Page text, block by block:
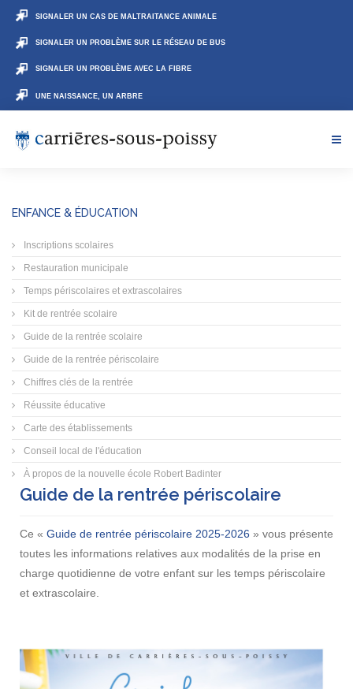
SIGNALER UN CAS DE MALTRAITANCE ANIMALE
SIGNALER UN PROBLÈME SUR LE RÉSEAU DE BUS
SIGNALER UN PROBLÈME AVEC LA FIBRE
UNE NAISSANCE, UN ARBRE
ENFANCE & ÉDUCATION
Inscriptions scolaires
Restauration municipale
Temps périscolaires et extrascolaires
Kit de rentrée scolaire
Guide de la rentrée scolaire
Guide de la rentrée périscolaire
Chiffres clés de la rentrée
Réussite éducative
Carte des établissements
Conseil local de l'éducation
À propos de la nouvelle école Robert Badinter
Guide de la rentrée périscolaire
Ce « Guide de rentrée périscolaire 2025-2026 » vous présente
toutes les informations relatives aux modalités de la prise en
charge quotidienne de votre enfant sur les temps périscolaire
et extrascolaire.